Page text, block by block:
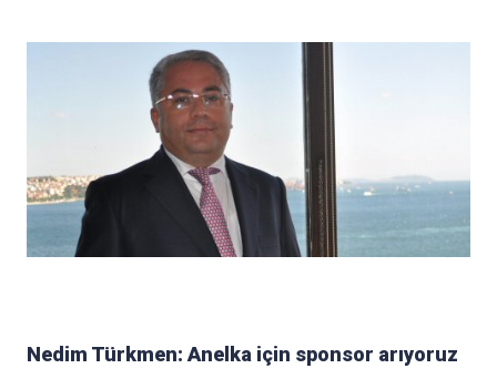
Nedim Türkmen: Anelka için sponsor arıyoruz